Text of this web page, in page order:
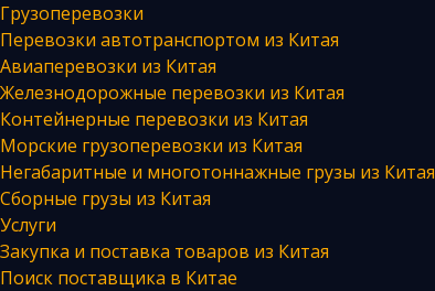
Грузоперевозки
Перевозки автотранспортом из Китая
Авиаперевозки из Китая
Железнодорожные перевозки из Китая
Контейнерные перевозки из Китая
Морские грузоперевозки из Китая
Негабаритные и многотоннажные грузы из Китая
Сборные грузы из Китая
Услуги
Закупка и поставка товаров из Китая
Поиск поставщика в Китае